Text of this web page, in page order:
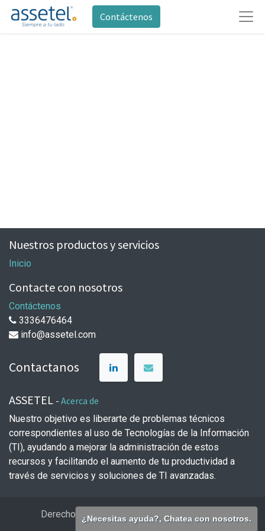
Contáctenos
Nuestros productos y servicios
Inicio
Contacte con nosotros
Contáctenos
3336476464
info@assetel.com
Contactanos
ASSETEL - Acerca de
Nuestro objetivo es liberarte de problemas técnicos
correspondientes al uso de Tecnologías de la Información
(TI), ayudando a mejorar la administración de estos
recursos y facilitando el aumento de tu productividad a
través de servicios y soluciones de TI avanzadas.
Derechos de autor y nombre de la empresa
¿Necesitas ayuda?, Chatea con nosotros.